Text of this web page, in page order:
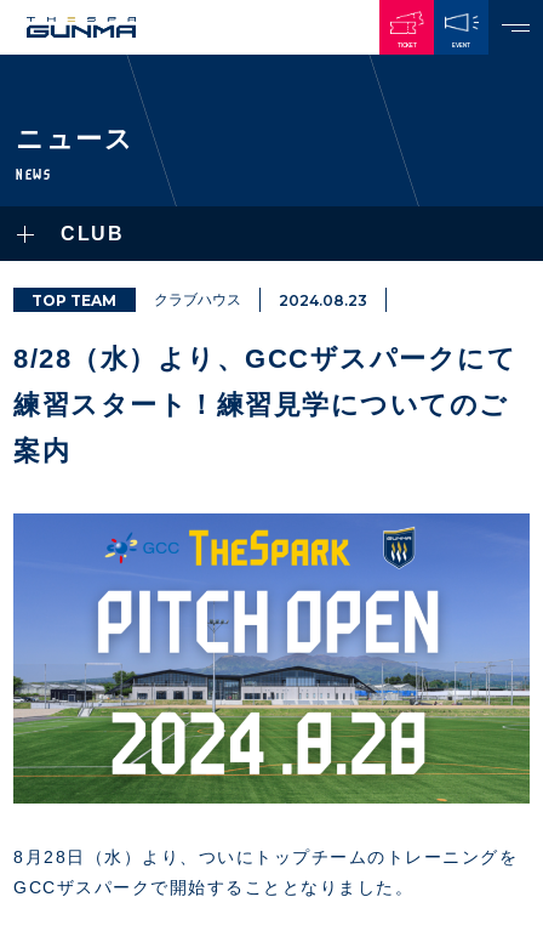
TICKET EVENT
TOP TEAM
CHALLENGERS
ACADEMY
THESPARK
OTHER
PLAYERS / STAFFS
選手・スタッフ一覧
・注意事項
・練習場ごとの注意事項
・練習場マップ
ファンレターの宛先
GAMES
試合日程・結果
順位表
ホームイベント情報
TICKETS
チケット情報
・発売日
・優待チケット
シーズンシート
・シーズンシート
・法人シーズンシート
GUIDE
スタジアムアクセス
スタジアムルール
クラブプロパティ
スタジアムグルメ
会場周辺案内図
ホームイベント情報
初心者向けのガイダンス
運営サポートスタッフ募集
FANZONE
インデックス
ファンクラブ
グッズ
ザスパタイムズ
各SNS
マスコット
クラブアンバサダー
PARTNERS
クラブパートナー
アシストパートナー
ザスパ応援店紹介
ホームタウン活動
COMPANY
会社概要
拠点一覧
クラブについて（エンブレム・ロゴ等）
HISTORY
CHALLENGERS
ACADEMY
ニュース
NEWS
CLUB
TOP TEAM クラブハウス 2024.08.23
8/28（水）より、GCCザスパークにて
練習スタート！練習見学についてのご
案内
8月28日（水）より、ついにトップチームのトレーニングを
GCCザスパークで開始することとなりました。